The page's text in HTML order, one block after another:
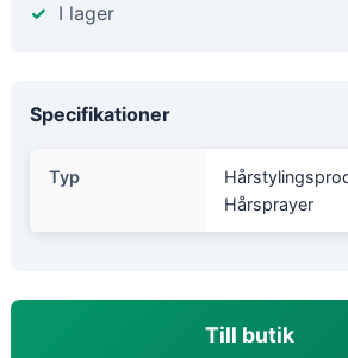
I lager
Specifikationer
Typ
Hårsprayer
Till butik